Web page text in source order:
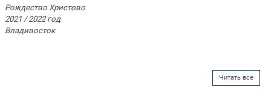
Рождество Христово
2021 / 2022 год
Владивосток
Читать все